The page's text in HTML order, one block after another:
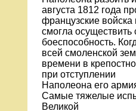
августа 1812 года
французские
смогла осуществить
боеспособность.
всей смоленской
времени в
при отступлении
Наполеона его
Самые тяжелые
Великой